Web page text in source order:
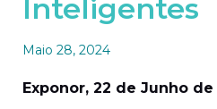
Inteligentes
Maio 28, 2024
Exponor, 22 de Junho